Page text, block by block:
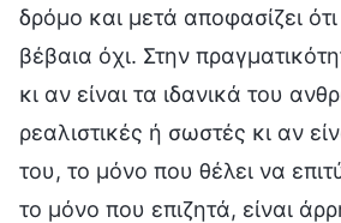
δρόμο και μετά αποφασίζει
βέβαια όχι. Στην
κι αν είναι τα ιδανικά του
ρεαλιστικές ή σωστές κι αν
του, το μόνο που θέλει να
το μόνο που επιζητά, είναι